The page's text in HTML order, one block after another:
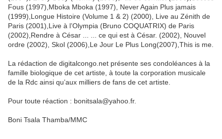
Fous (1997),Mboka Mboka (1997), Never Again Plus jamais
(1999),Longue Histoire (Volume 1 & 2) (2000), Live au Zénith de
Paris (2001),Live à l’Olympia (Bruno COQUATRIX) de Paris
(2002),Rendre à César ... ... ce qui est à César. (2002), Nouvel
ordre (2002), Skol (2006),Le Jour Le Plus Long(2007),This is me.
La rédaction de digitalcongo.net présente ses condoléances à la
famille biologique de cet artiste, à toute la corporation musicale
de la Rdc ainsi qu’aux milliers de fans de cet artiste.
Pour toute réaction : bonitsala@yahoo.fr.
Boni Tsala Thamba/MMC